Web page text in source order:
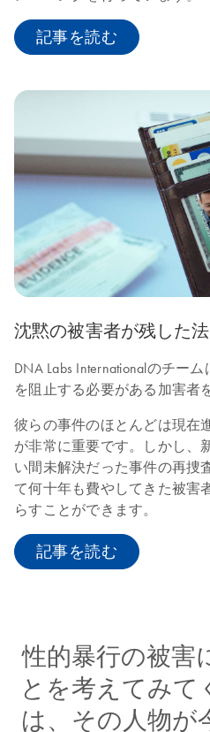
記事を読む
沈黙の被害者が残した
DNA Labs Internationalのチー
を阻止する必要がある加害者
彼らの事件のほとんどは現在
が非常に重要です。しかし、
い間未解決だった事件の再捜
て何十年も費やしてきた被害
らすことができます。
記事を読む
性的暴行の被害
とを考えてみて
は、その人物が